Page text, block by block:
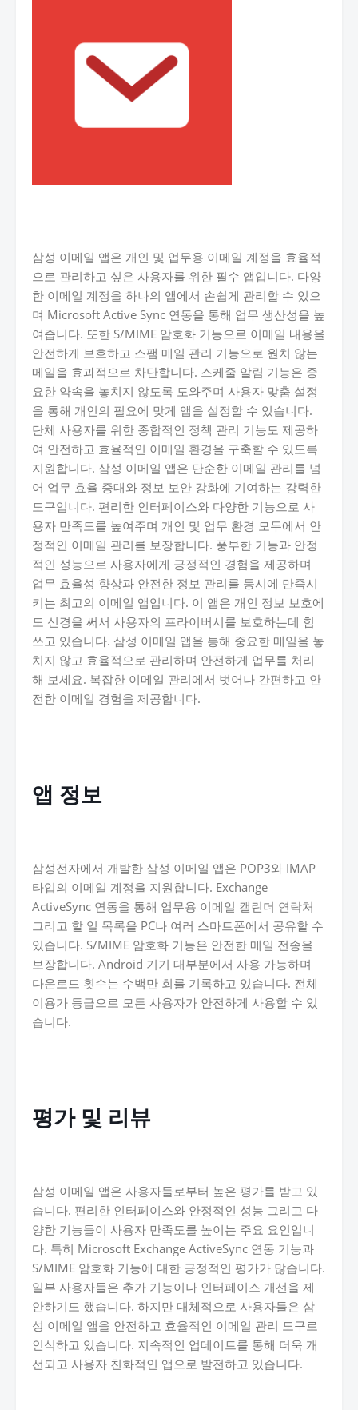
삼성 이메일 앱은 개인 및 업무용 이메일 계정을 효율적
으로 관리하고 싶은 사용자를 위한 필수 앱입니다. 다양
한 이메일 계정을 하나의 앱에서 손쉽게 관리할 수 있으
며 Microsoft Active Sync 연동을 통해 업무 생산성을 높
여줍니다. 또한 S/MIME 암호화 기능으로 이메일 내용을
안전하게 보호하고 스팸 메일 관리 기능으로 원치 않는
메일을 효과적으로 차단합니다. 스케줄 알림 기능은 중
요한 약속을 놓치지 않도록 도와주며 사용자 맞춤 설정
을 통해 개인의 필요에 맞게 앱을 설정할 수 있습니다.
단체 사용자를 위한 종합적인 정책 관리 기능도 제공하
여 안전하고 효율적인 이메일 환경을 구축할 수 있도록
지원합니다. 삼성 이메일 앱은 단순한 이메일 관리를 넘
어 업무 효율 증대와 정보 보안 강화에 기여하는 강력한
도구입니다. 편리한 인터페이스와 다양한 기능으로 사
용자 만족도를 높여주며 개인 및 업무 환경 모두에서 안
정적인 이메일 관리를 보장합니다. 풍부한 기능과 안정
적인 성능으로 사용자에게 긍정적인 경험을 제공하며
업무 효율성 향상과 안전한 정보 관리를 동시에 만족시
키는 최고의 이메일 앱입니다. 이 앱은 개인 정보 보호에
도 신경을 써서 사용자의 프라이버시를 보호하는데 힘
쓰고 있습니다. 삼성 이메일 앱을 통해 중요한 메일을 놓
치지 않고 효율적으로 관리하며 안전하게 업무를 처리
해 보세요. 복잡한 이메일 관리에서 벗어나 간편하고 안
전한 이메일 경험을 제공합니다.
앱 정보
삼성전자에서 개발한 삼성 이메일 앱은 POP3와 IMAP
타입의 이메일 계정을 지원합니다. Exchange
ActiveSync 연동을 통해 업무용 이메일 캘린더 연락처
그리고 할 일 목록을 PC나 여러 스마트폰에서 공유할 수
있습니다. S/MIME 암호화 기능은 안전한 메일 전송을
보장합니다. Android 기기 대부분에서 사용 가능하며
다운로드 횟수는 수백만 회를 기록하고 있습니다. 전체
이용가 등급으로 모든 사용자가 안전하게 사용할 수 있
습니다.
평가 및 리뷰
삼성 이메일 앱은 사용자들로부터 높은 평가를 받고 있
습니다. 편리한 인터페이스와 안정적인 성능 그리고 다
양한 기능들이 사용자 만족도를 높이는 주요 요인입니
다. 특히 Microsoft Exchange ActiveSync 연동 기능과
S/MIME 암호화 기능에 대한 긍정적인 평가가 많습니다.
일부 사용자들은 추가 기능이나 인터페이스 개선을 제
안하기도 했습니다. 하지만 대체적으로 사용자들은 삼
성 이메일 앱을 안전하고 효율적인 이메일 관리 도구로
인식하고 있습니다. 지속적인 업데이트를 통해 더욱 개
선되고 사용자 친화적인 앱으로 발전하고 있습니다.